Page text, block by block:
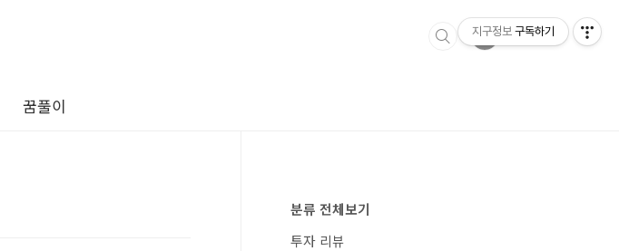
꿈풀이
분류 전체보기
투자 리뷰
지구정보 구독하기